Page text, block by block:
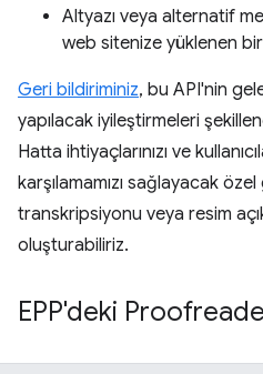
Altyazı veya alternatif
web sitenize yüklenen bir
Geri bildiriminiz, bu API'nin
yapılacak iyileştirmeleri
Hatta ihtiyaçlarınızı ve
karşılamamızı sağlayacak
transkripsiyonu veya resim
oluşturabiliriz.
EPP'deki